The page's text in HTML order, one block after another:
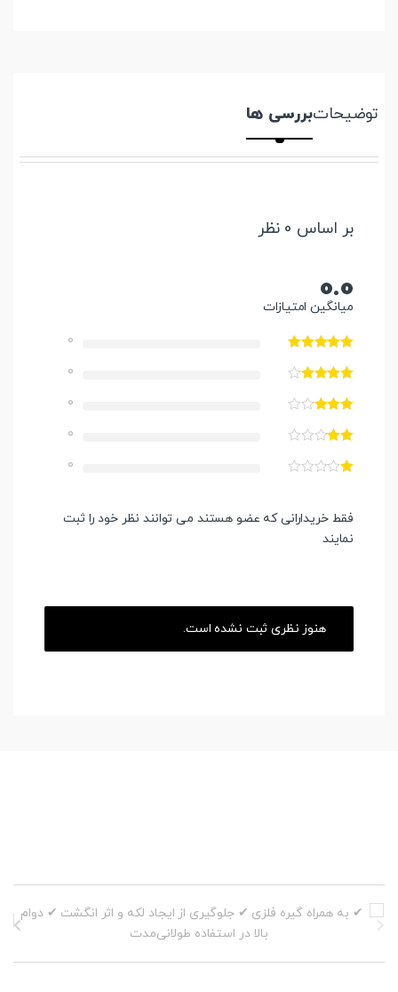
توضیحاتبررسی ها
بر اساس 0 نظر
0.0
میانگین امتیازات
0
0
0
0
0
فقط خریدارانی که عضو هستند می توانند نظر خود را ثبت
نمایند
هنوز نظری ثبت نشده است.